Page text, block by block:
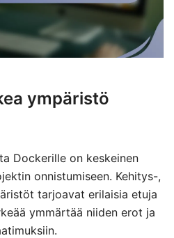
ympäristö
Dockerille on keskeinen
onnistumiseen. Kehitys-,
tarjoavat erilaisia etuja
ymmärtää niiden erot ja